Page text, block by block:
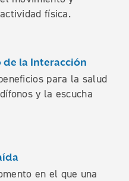
física.
de la Interacción
para la salud
y la escucha
en el que una